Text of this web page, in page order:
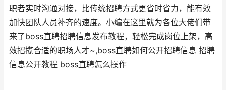
职者实时沟通对接，比传统招聘方式更省时省力，能有效
加快团队人员补齐的速度。小编在这里就为各位大佬们带
来了boss直聘招聘信息发布教程，轻松完成岗位上架，高
效招揽合适的职场人才~,boss直聘如何公开招聘信息 招聘
信息公开教程 boss直聘怎么操作